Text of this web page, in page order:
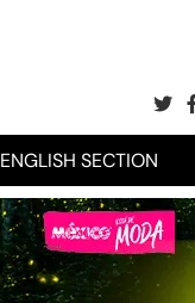
ENGLISH SECTION